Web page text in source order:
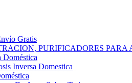
Gratis
PURIFICADORES PARA
Doméstica
Inversa Domestica